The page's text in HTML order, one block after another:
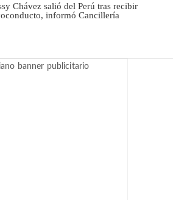
Chávez salió del Perú tras recibir
informó Cancillería